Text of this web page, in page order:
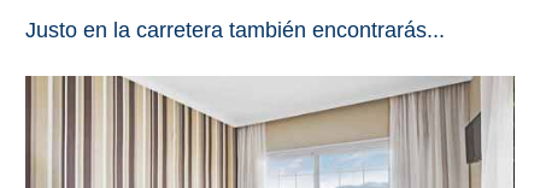
Justo en la carretera también encontrarás...